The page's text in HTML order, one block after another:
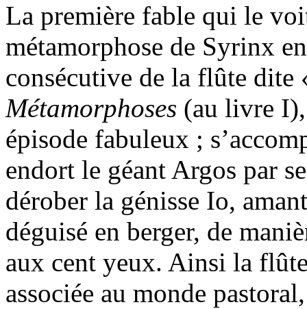
La première fable qui le
métamorphose de Syrinx
consécutive de la flûte dite
Métamorphoses (au livre
épisode fabuleux ;
endort le géant Argos par
dérober la génisse Io,
déguisé en berger, de
aux cent yeux. Ainsi la
associée au monde